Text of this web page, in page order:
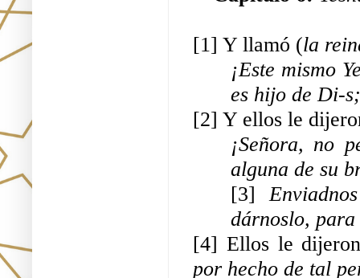
[1] Y llamó (la
¡Este mismo
es hijo de Di-
[2] Y ellos le
¡Señora, no
alguna de su
[3]
dárnoslo, para
[4] Ellos le
por hecho de tal